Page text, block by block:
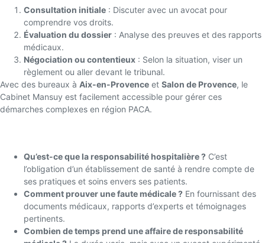
Consultation initiale : Discuter avec un avocat pour
comprendre vos droits.
Évaluation du dossier : Analyse des preuves et des rapports
médicaux.
Négociation ou contentieux : Selon la situation, viser un
règlement ou aller devant le tribunal.
Avec des bureaux à Aix-en-Provence et Salon de Provence, le
Cabinet Mansuy est facilement accessible pour gérer ces
démarches complexes en région PACA.
Qu’est-ce que la responsabilité hospitalière ? C’est
l’obligation d’un établissement de santé à rendre compte de
ses pratiques et soins envers ses patients.
Comment prouver une faute médicale ? En fournissant des
documents médicaux, rapports d’experts et témoignages
pertinents.
Combien de temps prend une affaire de responsabilité